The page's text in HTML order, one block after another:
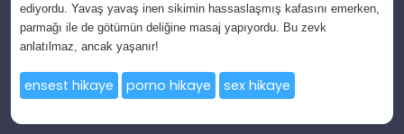
ediyordu. Yavaş yavaş inen sikimin hassaslaşmış kafasını emerken,
parmağı ile de götümün deliğine masaj yapıyordu. Bu zevk
anlatılmaz, ancak yaşanır!
ensest hikaye porno hikaye sex hikaye